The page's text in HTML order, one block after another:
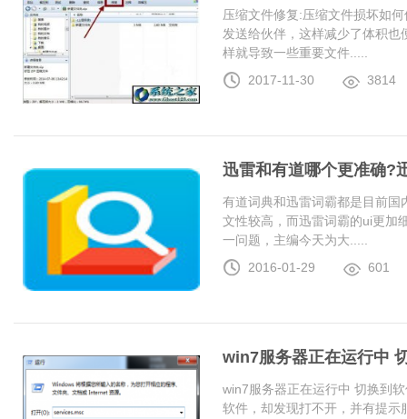
压缩文件修复:压缩文件损坏如
发送给伙伴，这样减少了体积
样就导致一些重要文件.....
2017-11-30
3814
迅雷和有道哪个更准确?
有道词典和迅雷词霸都是目前
文性较高，而迅雷词霸的ui更加
一问题，主编今天为大.....
2016-01-29
601
win7服务器正在运行中
win7服务器正在运行中 切换到
软件，却发现打不开，并有提